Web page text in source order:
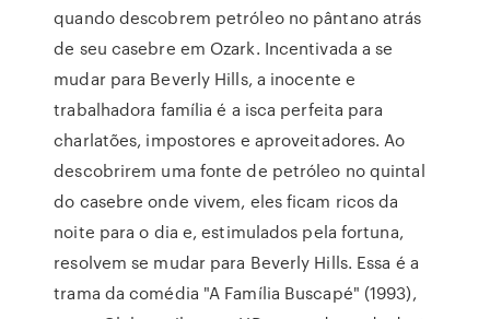
quando descobrem petróleo no pântano atrás
de seu casebre em Ozark. Incentivada a se
mudar para Beverly Hills, a inocente e
trabalhadora família é a isca perfeita para
charlatões, impostores e aproveitadores. Ao
descobrirem uma fonte de petróleo no quintal
do casebre onde vivem, eles ficam ricos da
noite para o dia e, estimulados pela fortuna,
resolvem se mudar para Beverly Hills. Essa é a
trama da comédia "A Família Buscapé" (1993),